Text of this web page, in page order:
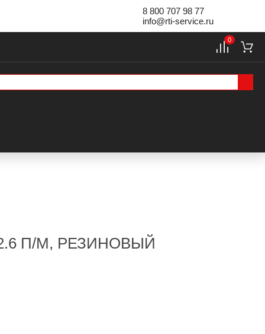
8 800 707 98 77
info@rti-service.ru
0
П/М, РЕЗИНОВЫЙ